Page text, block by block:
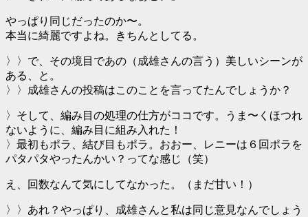
やっぱり同じだったのか〜。
本当に綺麗ですよね。きちんとしてる。
〉〉で、その境目であの（成雄さんの言う）美しいシーンが
ある、と。
〉〉成雄さんの投稿はこのことを言ってたんでしょうか？
〉そして、編み目の処理の仕方がココです。うま〜くほつれ
ないように、編み目に組み入れた！
〉最初もポラ、結び目もポラ。おおー、レニーは６回ポラを
パタパタやったんかい？ってな感じ（笑）
え、回数なんて気にしてなかった。（まだ甘い！）
〉〉あれ？やっぱり、成雄さんと私は同じ意見なんでしょう